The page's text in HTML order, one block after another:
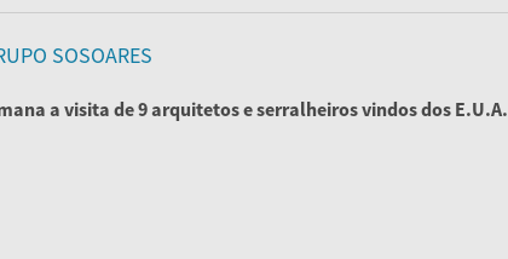
SOSOARES
a visita de 9 arquitetos e serralheiros vindos dos E.U.A.